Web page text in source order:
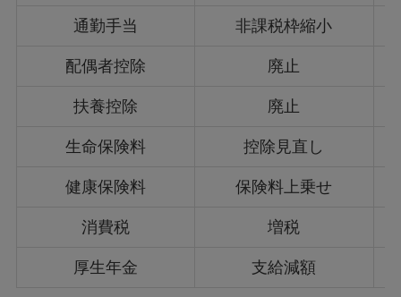
通勤手当 非課税枠縮小
配偶者控除 廃止
扶養控除 廃止
生命保険料 控除見直し
健康保険料 保険料上乗せ
消費税 増税
厚生年金 支給減額